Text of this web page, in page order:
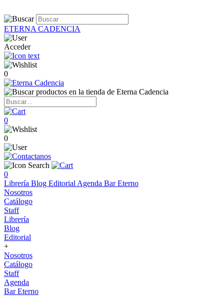
ETERNA CADENCIA
Acceder
0
0
0
0
Librería Blog Editorial Agenda Bar Eterno
Nosotros
Catálogo
Staff
Librería
Blog
Editorial
+
Nosotros
Catálogo
Staff
Agenda
Bar Eterno